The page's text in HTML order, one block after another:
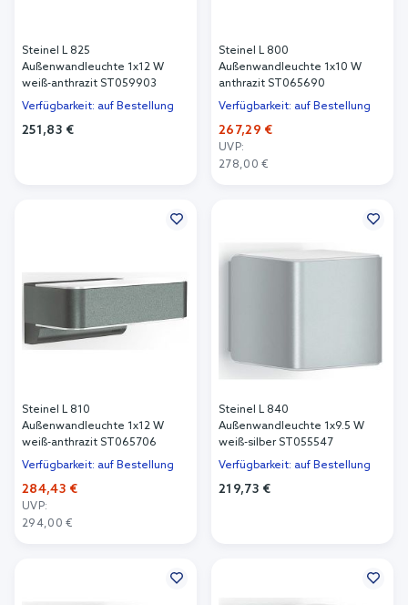
Steinel L 825
Außenwandleuchte 1x12 W
weiß-anthrazit ST059903
Verfügbarkeit: auf Bestellung
251,83 €
Steinel L 800
Außenwandleuchte 1x10 W
anthrazit ST065690
Verfügbarkeit: auf Bestellung
267,29 €
UVP:
278,00 €
Steinel L 810
Außenwandleuchte 1x12 W
weiß-anthrazit ST065706
Verfügbarkeit: auf Bestellung
284,43 €
UVP:
294,00 €
Steinel L 840
Außenwandleuchte 1x9.5 W
weiß-silber ST055547
Verfügbarkeit: auf Bestellung
219,73 €